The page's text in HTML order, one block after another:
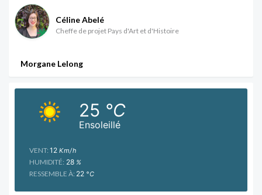
Céline Abelé
Cheffe de projet Pays d'Art et d'Histoire
Morgane Lelong
Ensoleillé
25 °C
VENT: 12 Km/h
HUMIDITÉ: 28 %
RESSEMBLE À: 22 °C